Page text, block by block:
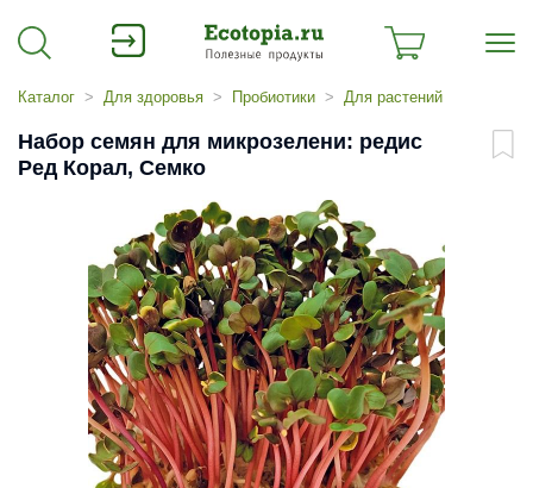
Каталог Для здоровья Пробиотики Для растений
Набор семян для микрозелени: редис
Ред Корал, Семко